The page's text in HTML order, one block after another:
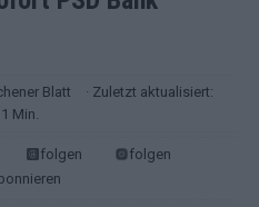
Blatt
· Zuletzt aktualisiert:
Min.
folgen
folgen